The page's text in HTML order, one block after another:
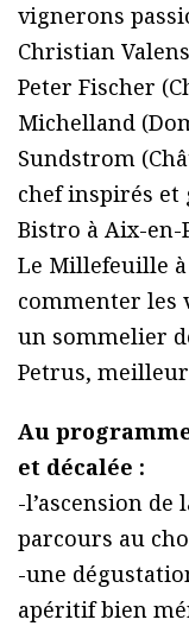
vignerons
Christian
Peter Fischer
Michelland
Sundstrom
chef inspirés et
Bistro à Aix-
Le Millefeuille
commenter les
un sommelier
Petrus,
Au
et décalée :
-l’ascension de
parcours au
-une
apéritif bien